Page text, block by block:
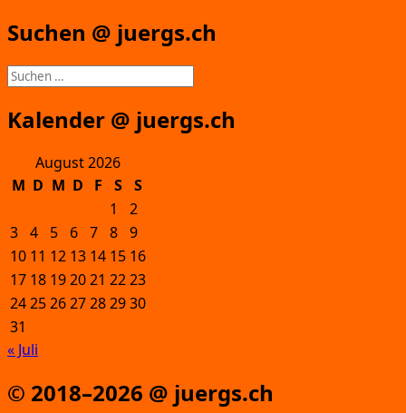
Suchen @ juergs.ch
Suchen
nach:
Kalender @ juergs.ch
August 2026
M D M D F S
S
1
2
3 4 5 6 7 8 9
10 11 12 13 14 15 16
17 18 192021 2223
24252627282930
31
« Juli
© 2018–2026 @ juergs.ch